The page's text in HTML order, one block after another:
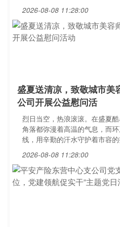
2026-08-08 11:28:00
盛夏送清凉，致敬城市美
公司开展公益慰问活
烈日当空，热浪滚滚。在盛夏
角落都弥漫着高温的气息，而
线，用辛勤的汗水守护着市容
2026-08-08 11:28:00